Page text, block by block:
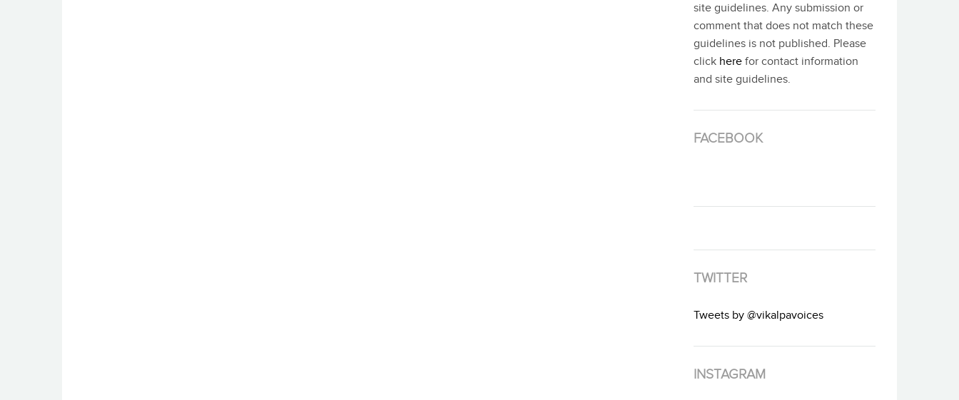
site guidelines. Any submission or
comment that does not match these
guidelines is not published. Please
click here for contact information
and site guidelines.
FACEBOOK
TWITTER
Tweets by @vikalpavoices
INSTAGRAM